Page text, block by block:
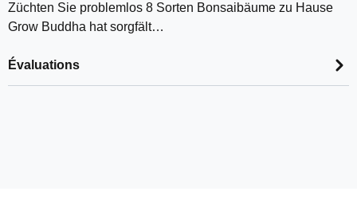
Züchten Sie problemlos 8 Sorten Bonsaibäume zu Hause
Grow Buddha hat sorgfält…
Évaluations